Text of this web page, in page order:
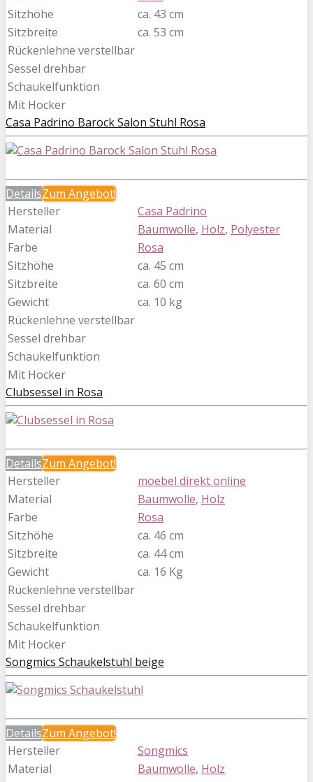
Sitzhöhe
ca. 43 cm
Sitzbreite
ca. 53 cm
Rückenlehne verstellbar
Sessel drehbar
Schaukelfunktion
Mit Hocker
Casa Padrino Barock Salon Stuhl Rosa
DetailsZum Angebot!
Hersteller
Casa Padrino
Material
Baumwolle, Holz, Polyester
Farbe
Rosa
Sitzhöhe
ca. 45 cm
Sitzbreite
ca. 60 cm
Gewicht
ca. 10 kg
Rückenlehne verstellbar
Sessel drehbar
Schaukelfunktion
Mit Hocker
Clubsessel in Rosa
DetailsZum Angebot!
Hersteller
moebel direkt online
Material
Baumwolle, Holz
Farbe
Rosa
Sitzhöhe
ca. 46 cm
Sitzbreite
ca. 44 cm
Gewicht
ca. 16 Kg
Rückenlehne verstellbar
Sessel drehbar
Schaukelfunktion
Mit Hocker
Songmics Schaukelstuhl beige
DetailsZum Angebot!
Hersteller
Songmics
Material
Baumwolle, Holz